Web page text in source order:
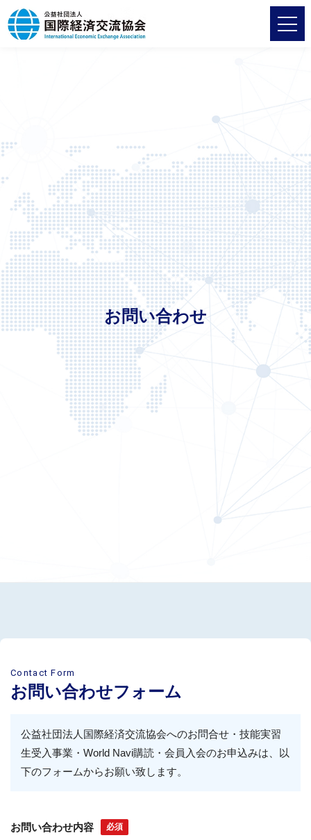
お問い合わせ
Contact Form
お問い合わせフォーム
公益社団法人国際経済交流協会へのお問合せ・技能実習
生受入事業・World Navi購読・会員入会のお申込みは、以
下のフォームからお願い致します。
お問い合わせ内容 必須